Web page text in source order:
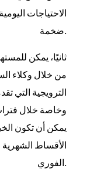
الاحتياجات
ضخمة.
ثانيًا، يمكن
من خلال وكلاء
الترويجية التي
وخاصة خلال
يمكن أن تكون
الأقساط الشهرية